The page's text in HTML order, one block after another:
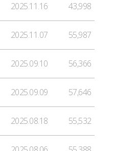
2025.11.16 43,998
2025.11.07 55,987
2025.09.10 56,366
2025.09.09 57,646
2025.08.18 55,532